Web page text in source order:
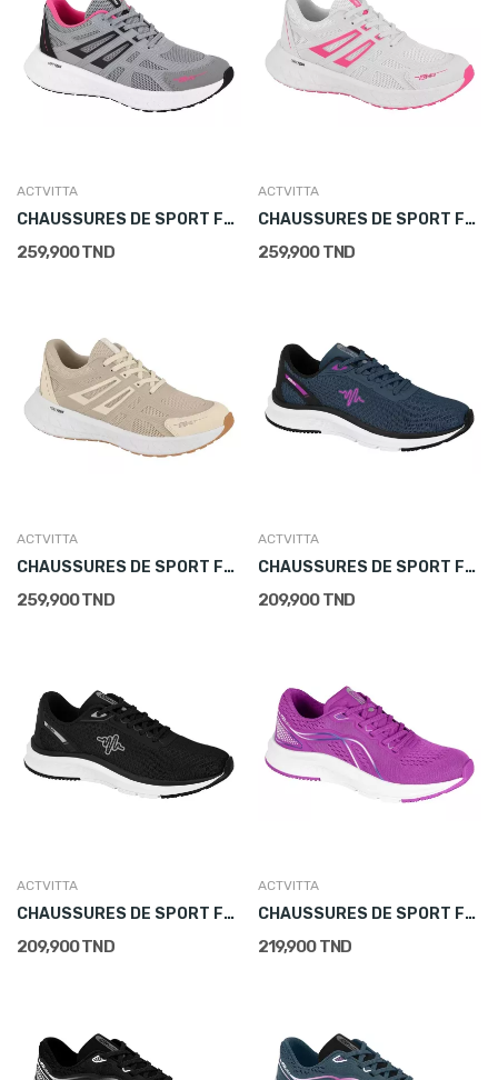
ACTVITTA
CHAUSSURES DE SPORT FEMME GRIS
259,900 TND
ACTVITTA
CHAUSSURES DE SPORT FEMME BLANC
259,900 TND
ACTVITTA
CHAUSSURES DE SPORT FEMME BEIGE
259,900 TND
ACTVITTA
CHAUSSURES DE SPORT FEMME BLEU
209,900 TND
ACTVITTA
CHAUSSURES DE SPORT FEMME NOIR
209,900 TND
ACTVITTA
CHAUSSURES DE SPORT FEMME ROSE
219,900 TND